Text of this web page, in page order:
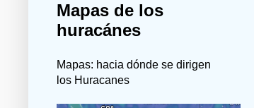
Mapas de los
huracánes
Mapas: hacia dónde se dirigen
los Huracanes